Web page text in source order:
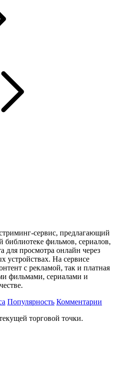
сервис, предлагающий
библиотеке фильмов, сериалов,
для просмотра онлайн через
устройствах. На сервисе
с рекламой, так и платная
фильмами, сериалами и
Популярность Комментарии
торговой точки.